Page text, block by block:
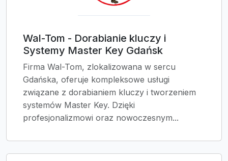
Wal-Tom - Dorabianie kluczy i
Systemy Master Key Gdańsk
Firma Wal-Tom, zlokalizowana w sercu
Gdańska, oferuje kompleksowe usługi
związane z dorabianiem kluczy i tworzeniem
systemów Master Key. Dzięki
profesjonalizmowi oraz nowoczesnym...